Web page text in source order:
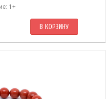
1+
В КОРЗИНУ
Считается, что она